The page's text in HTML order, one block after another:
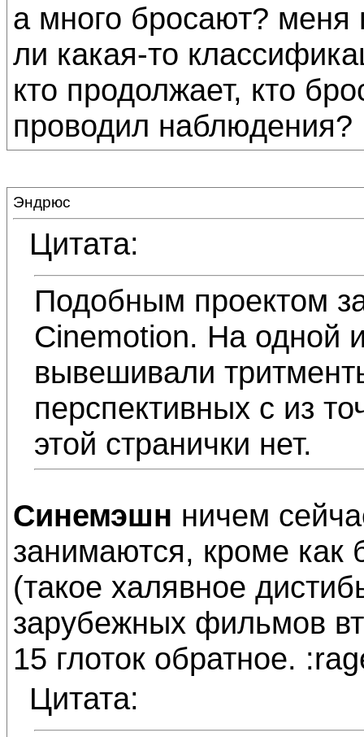
а много бросают? меня
ли какая-то
кто продолжает, кто
проводил наблюдения?
Эндрюс
Цитата:
Подобным проектом
Cinemotion. На одной
вывешивали
перспективных с из
этой странички нет.
Синемэшн ничем
занимаются, кроме как
(такое халявное
зарубежных фильмов
15 глоток обратное.
Цитата: